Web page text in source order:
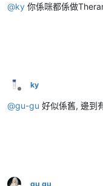
@ky 你係咪都係做
離線
ky
@gu-gu 好似係舊, 邊到
gu gu